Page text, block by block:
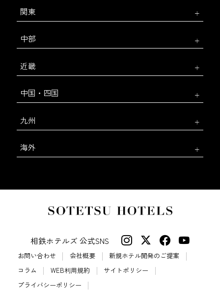
関東
中部
近畿
中国・四国
九州
海外
相鉄ホテルズ 公式SNS
お問い合わせ 会社概要
新規ホテル開発のご提案
コラム
WEB利用規約
サイトポリシー
プライバシーポリシー